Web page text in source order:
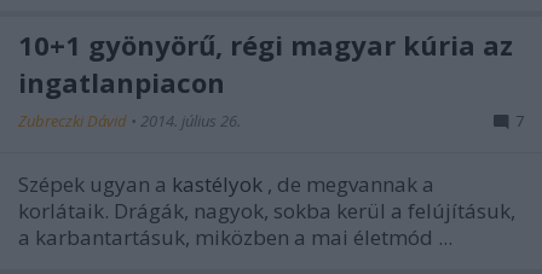
10+1 gyönyörű, régi magyar kúria az
ingatlanpiacon
Zubreczki Dávid • 2014. július 26. 7
Szépek ugyan a kastélyok , de megvannak a
korlátaik. Drágák, nagyok, sokba kerül a felújításuk,
a karbantartásuk, miközben a mai életmód ...